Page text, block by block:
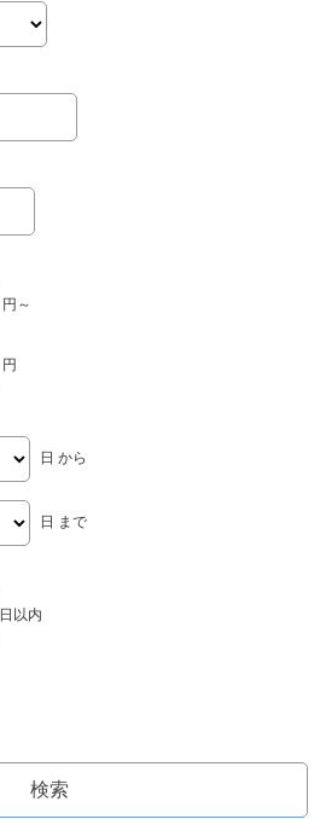
円～
円
日 から
日 まで
日以内